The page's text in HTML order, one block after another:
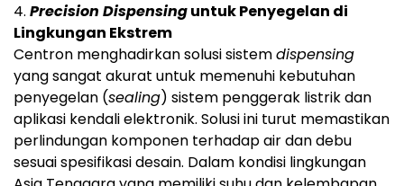
4. Precision Dispensinguntuk Penyegelan di
Lingkungan Ekstrem
Centron menghadirkan solusi sistemdispensing
yang sangat akurat untuk memenuhi kebutuhan
penyegelan (sealing) sistem penggerak listrik dan
aplikasi kendali elektronik. Solusi ini turut memastikan
perlindungan komponen terhadap air dan debu
sesuai spesifikasi desain. Dalam kondisi lingkungan